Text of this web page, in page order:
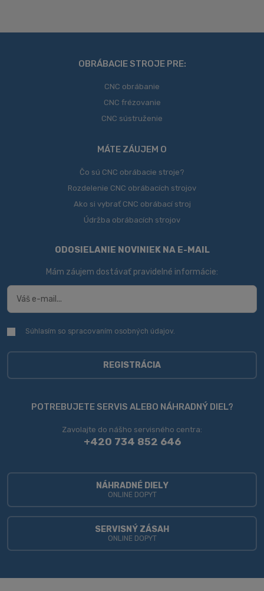
OBRÁBACIE STROJE PRE:
CNC obrábanie
CNC frézovanie
CNC sústruženie
MÁTE ZÁUJEM O
Čo sú CNC obrábacie stroje?
Rozdelenie CNC obrábacích strojov
Ako si vybrať CNC obrábací stroj
Údržba obrábacích strojov
ODOSIELANIE NOVINIEK NA E-MAIL
Mám záujem dostávať pravidelné informácie:
Súhlasím
spracovaním
Súhlasím so spracovaním osobných údajov.
REGISTRÁCIA
sa
nepodarilo
POTREBUJETE SERVIS ALEBO NÁHRADNÝ DIEL?
Zavolajte do nášho servisného centra:
+420 734 852 646
NÁHRADNÉ DIELY
ONLINE DOPYT
SERVISNÝ ZÁSAH
ONLINE DOPYT